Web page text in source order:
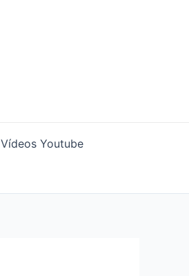
Vídeos Youtube